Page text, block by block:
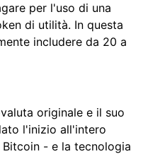
per l'uso di una
di utilità. In questa
includere da 20 a
originale e il suo
l'inizio all'intero
- e la tecnologia